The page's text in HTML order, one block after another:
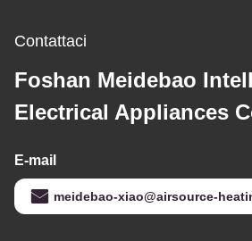
Contattaci
Foshan Meidebao
Electrical Appliances
E-mail
meidebao-xiao@airsource-